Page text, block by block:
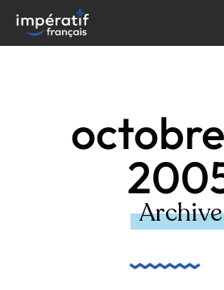
contenu
Archive